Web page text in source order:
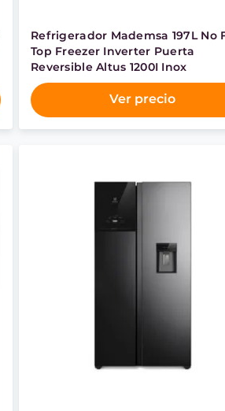
Refrigerador Mademsa 197L No
Top Freezer Inverter Puerta
Reversible Altus 1200I Inox
Ver precio